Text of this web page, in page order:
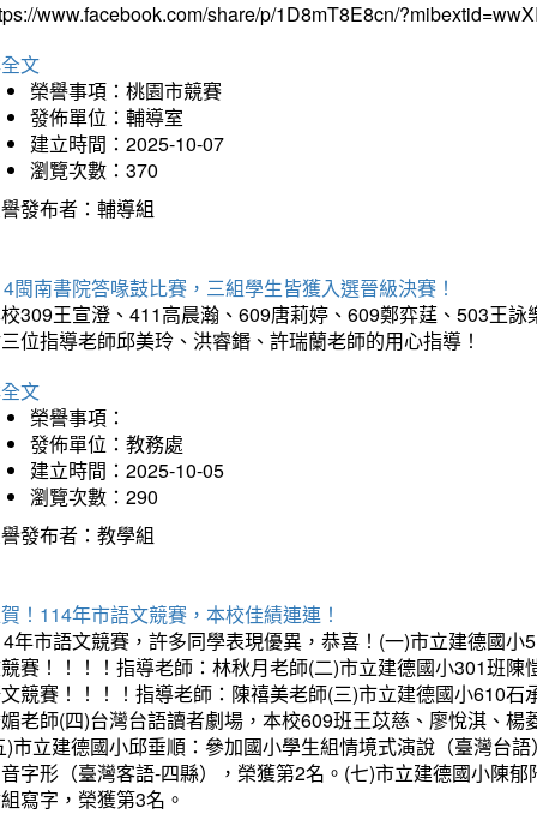
www.facebook.com/share/p/1D8mT8E8cn/
文
榮譽事項：桃園市競賽
發佈單位：輔導室
建立時間：2025-10-07
瀏覽次數：370
發布者：輔導組
閩南書院答喙鼓比賽，三組學生皆獲入選晉級決賽！
309王宣澄、411高晨瀚、609唐莉婷、609鄭弈莛、503王
位指導老師邱美玲、洪睿鍲、許瑞蘭老師的用心指導！
文
榮譽事項：
發佈單位：教務處
建立時間：2025-10-05
瀏覽次數：290
發布者：教學組
！114年市語文競賽，本校佳績連連！
年市語文競賽，許多同學表現優異，恭喜！(一)市立建德國
賽！！！！指導老師：林秋月老師(二)市立建德國小301班
競賽！！！！指導老師：陳禧美老師(三)市立建德國小610
老師(四)台灣台語讀者劇場，本校609班王苡慈、廖悅淇、
)市立建德國小邱垂順：參加國小學生組情境式演說（臺灣台
字形（臺灣客語-四縣），榮獲第2名。(七)市立建德國小陳
寫字，榮獲第3名。